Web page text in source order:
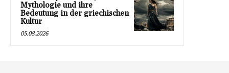
Mythologie und ihre
Bedeutung in der griechischen
Kultur
05.08.2026